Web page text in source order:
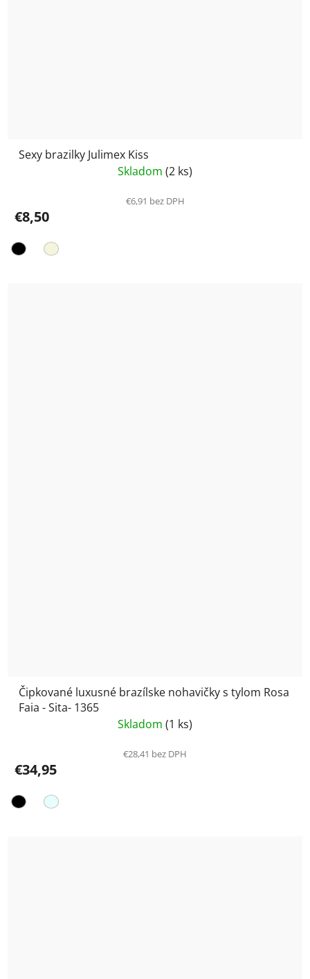
Sexy brazilky Julimex Kiss
Skladom (2 ks)
€6,91 bez DPH
€8,50
Čipkované luxusné brazílske nohavičky s tylom Rosa
Faia - Sita- 1365
Skladom (1 ks)
€28,41 bez DPH
€34,95